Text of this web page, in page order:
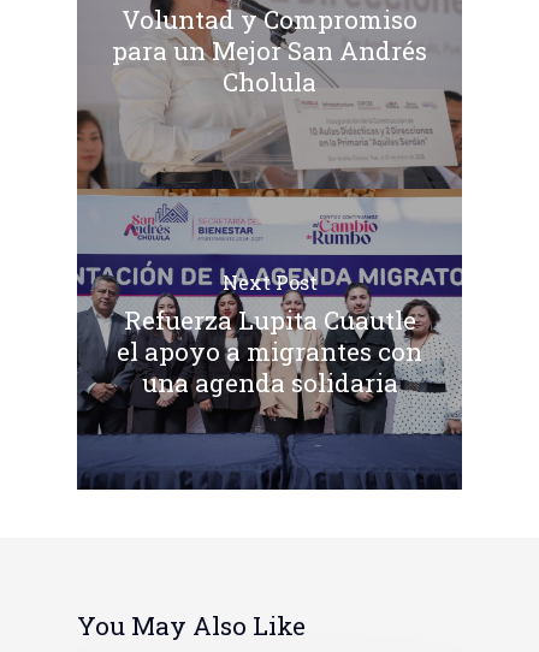
Voluntad y Compromiso
para un Mejor San Andrés
Cholula
Next Post
Refuerza Lupita Cuautle
el apoyo a migrantes con
una agenda solidaria
You May Also Like